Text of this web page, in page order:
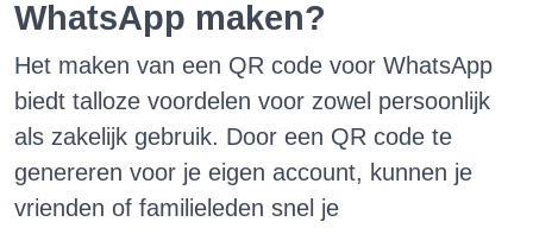
WhatsApp maken?
Het maken van een QR code voor WhatsApp
biedt talloze voordelen voor zowel persoonlijk
als zakelijk gebruik. Door een QR code te
genereren voor je eigen account, kunnen je
vrienden of familieleden snel je